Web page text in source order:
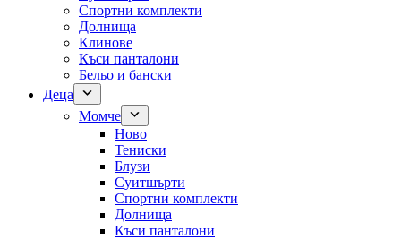
Спортни комплекти
Долнища
Клинове
Къси панталони
Бельо и бански
Деца
Момче
Ново
Тениски
Блузи
Суитшърти
Спортни комплекти
Долнища
Къси панталони